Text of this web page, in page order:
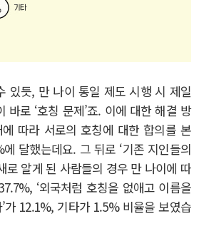
있듯, 만 나이 통일 제도 시행 시 제일
바로 ‘호칭 문제’죠. 이에 대한 해결 방
에 따라 서로의 호칭에 대한 합의를 본
에 달했는데요. 그 뒤로 ‘기존 지인들의
로 알게 된 사람들의 경우 만 나이에 따
‘외국처럼 호칭을 없애고 이름을
’가 12.1%, 기타가 1.5% 비율을 보였습